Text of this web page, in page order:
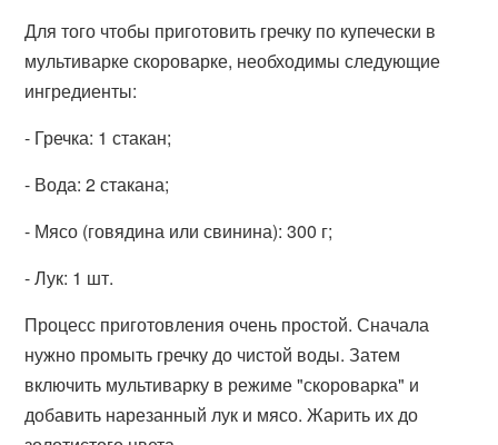
Для того чтобы приготовить гречку по купечески в
мультиварке скороварке, необходимы следующие
ингредиенты:
- Гречка: 1 стакан;
- Вода: 2 стакана;
- Мясо (говядина или свинина): 300 г;
- Лук: 1 шт.
Процесс приготовления очень простой. Сначала
нужно промыть гречку до чистой воды. Затем
включить мультиварку в режиме "скороварка" и
добавить нарезанный лук и мясо. Жарить их до